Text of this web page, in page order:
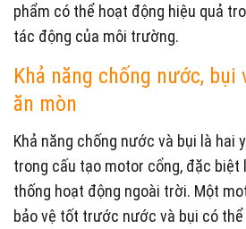
phẩm có thể hoạt động hiệu quả
tác động của môi trường.
Khả năng chống nước,
ăn mòn
Khả năng chống nước và bụi là hai
trong cấu tạo motor cổng, đặc biệt
thống hoạt động ngoài trời. Một
bảo vệ tốt trước nước và bụi có